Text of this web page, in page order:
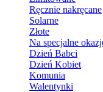
Ręcznie nakręcane
Solarne
Złote
Na specjalne
Dzień Babci
Dzień Kobiet
Komunia
Walentynki